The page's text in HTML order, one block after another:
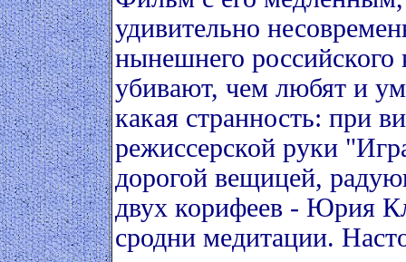
удивительно
нынешнего
убивают, чем любят и
какая странность: при
режиссерской руки
дорогой вещицей,
двух корифеев - Юрия
сродни медитации.